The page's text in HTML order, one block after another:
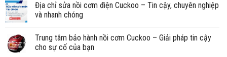
Địa chỉ sửa nồi cơm điện Cuckoo – Tin cậy, chuyên nghiệp
và nhanh chóng
Trung tâm bảo hành nồi cơm Cuckoo – Giải pháp tin cậy
cho sự cố của bạn